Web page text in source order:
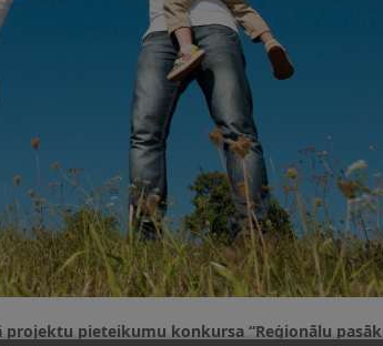
pieteikumu konkursa “Reģionālu